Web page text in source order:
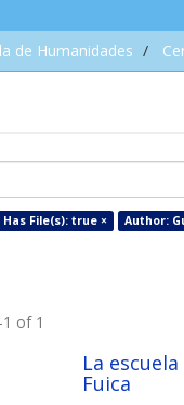
de Humanidades
Has File(s): true × Author:
of 1
La
Fuica